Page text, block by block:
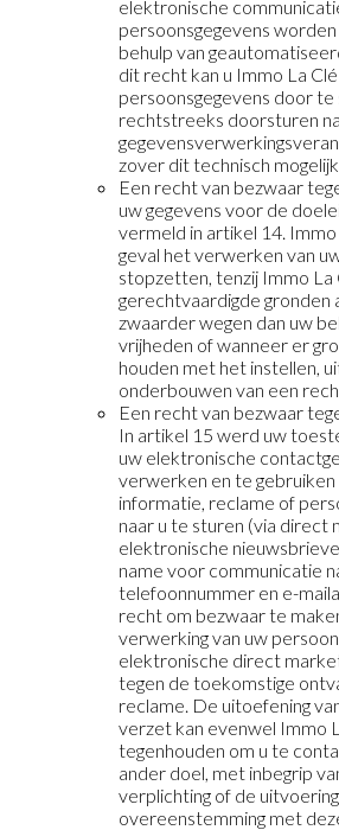
elektronische
persoonsgegevens
behulp van
dit recht kan u Immo La
persoonsgegevens door
rechtstreeks doorsturen
zover dit technisch
Een recht van bezwaar
uw gegevens voor de
vermeld in artikel 14. Immo
geval het verwerken van
stopzetten, tenzij Immo La
gerechtvaardigde gronden
zwaarder wegen dan uw
vrijheden of wanneer er
houden met het instellen,
onderbouwen van een
Een recht van bezwaar
In artikel 15 werd uw
uw elektronische
verwerken en te
informatie, reclame of
naar u te sturen (via direct
elektronische
name voor communicatie
telefoonnummer en e-
recht om bezwaar te
verwerking van uw
elektronische direct
tegen de toekomstige
reclame. De uitoefening
verzet kan evenwel Immo
tegenhouden om u te
ander doel, met inbegrip
verplichting of de
overeenstemming met